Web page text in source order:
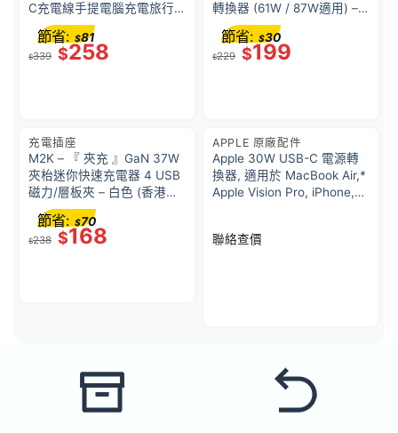
C充電線手提電腦充電旅行
插座 – 紅色 UA18UK
$339 $258
節省: $81
轉換器 (61W / 87W適用) –
P1002A
$229 $199
節省: $30
充電插座
M2K – 『 夾充 』GaN 37W
夾枱迷你快速充電器 4 USB
磁力/層板夾 – 白色 (香港原
裝行貨 1年保養)
$238 $168
節省: $70
APPLE 原廠配件
Apple 30W USB-C 電源轉
換器, 適用於 MacBook Air,*
Apple Vision Pro, iPhone,
聯絡查價